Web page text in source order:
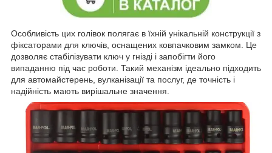
Особливість цих голівок полягає в їхній унікальній конструкції з
фіксаторами для ключів, оснащених ковпачковим замком. Це
дозволяє стабілізувати ключ у гнізді і запобігти його
випаданню під час роботи. Такий механізм ідеально підходить
для автомайстерень, вулканізації та послуг, де точність і
надійність мають вирішальне значення.